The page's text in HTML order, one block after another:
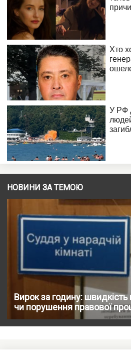
НОВИНИ ЗА ТЕМОЮ
Вирок за годину:
чи порушення правової